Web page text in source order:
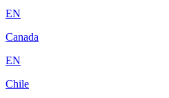
EN
Canada
EN
Chile